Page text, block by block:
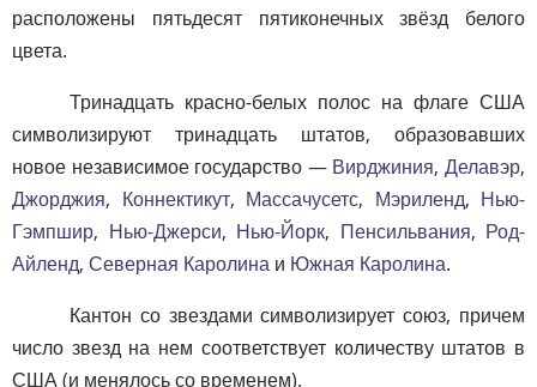
расположены пятьдесят пятиконечных звёзд белого
цвета.
Тринадцать красно-белых полос на флаге США
символизируют тринадцать штатов, образовавших
новое независимое государство — Вирджиния,Делавэр,
Джорджия, Коннектикут, Массачусетс, Мэриленд, Нью-
Гэмпшир, Нью-Джерси, Нью-Йорк, Пенсильвания, Род-
Айленд, Северная Каролина и Южная Каролина.
Кантон со звездами символизирует союз, причем
число звезд на нем соответствует количеству штатов в
США (и менялось со временем).